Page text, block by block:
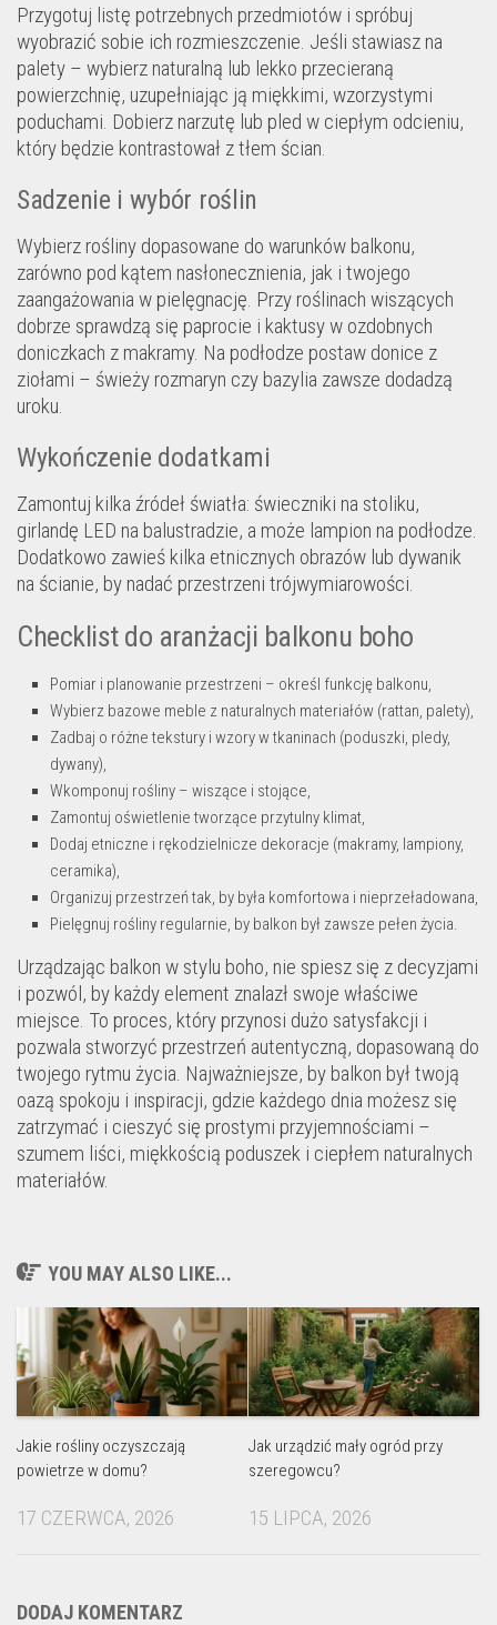
Przygotuj listę potrzebnych przedmiotów i spróbuj
wyobrazić sobie ich rozmieszczenie. Jeśli stawiasz na
palety – wybierz naturalną lub lekko przecieraną
powierzchnię, uzupełniając ją miękkimi, wzorzystymi
poduchami. Dobierz narzutę lub pled w ciepłym odcieniu,
który będzie kontrastował z tłem ścian.
Sadzenie i wybór roślin
Wybierz rośliny dopasowane do warunków balkonu,
zarówno pod kątem nasłonecznienia, jak i twojego
zaangażowania w pielęgnację. Przy roślinach wiszących
dobrze sprawdzą się paprocie i kaktusy w ozdobnych
doniczkach z makramy. Na podłodze postaw donice z
ziołami – świeży rozmaryn czy bazylia zawsze dodadzą
uroku.
Wykończenie dodatkami
Zamontuj kilka źródeł światła: świeczniki na stoliku,
girlandę LED na balustradzie, a może lampion na podłodze.
Dodatkowo zawieś kilka etnicznych obrazów lub dywanik
na ścianie, by nadać przestrzeni trójwymiarowości.
Checklist do aranżacji balkonu boho
Pomiar i planowanie przestrzeni – określ funkcję balkonu,
Wybierz bazowe meble z naturalnych materiałów (rattan, palety),
Zadbaj o różne tekstury i wzory w tkaninach (poduszki, pledy,
dywany),
Wkomponuj rośliny – wiszące i stojące,
Zamontuj oświetlenie tworzące przytulny klimat,
Dodaj etniczne i rękodzielnicze dekoracje (makramy, lampiony,
ceramika),
Organizuj przestrzeń tak, by była komfortowa i nieprzeładowana,
Pielęgnuj rośliny regularnie, by balkon był zawsze pełen życia.
Urządzając balkon w stylu boho, nie spiesz się z decyzjami
i pozwól, by każdy element znalazł swoje właściwe
miejsce. To proces, który przynosi dużo satysfakcji i
pozwala stworzyć przestrzeń autentyczną, dopasowaną do
twojego rytmu życia. Najważniejsze, by balkon był twoją
oazą spokoju i inspiracji, gdzie każdego dnia możesz się
zatrzymać i cieszyć się prostymi przyjemnościami –
szumem liści, miękkością poduszek i ciepłem naturalnych
materiałów.
YOU MAY ALSO LIKE...
Jakie rośliny oczyszczają
powietrze w domu?
17 CZERWCA, 2026
Jak urządzić mały ogród przy
szeregowcu?
15 LIPCA, 2026
DODAJ KOMENTARZ